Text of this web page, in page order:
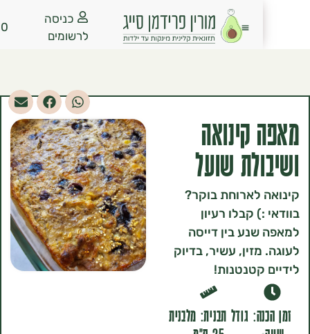
לרשומים
0.00
שועל
לארוחת בוקר?
קבלו רעיון
בין דייסה
עשיר, בדיוק
קטנטנות!
גודל תבנית: מלבנית